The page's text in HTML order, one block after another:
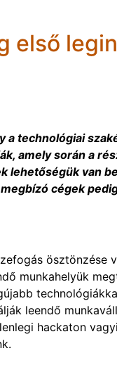
első
technológiai
amely során a
lehetőségük van
cégek
ösztönzése
munkahelyük
leendő
hackaton